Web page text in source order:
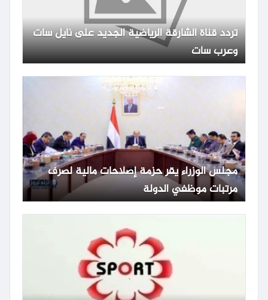
تردد قناة الشارقة الرياضية الجديد على نايل سات
وعرب سات
مجلس الوزراء يقر حزمة إصلاحات مالية لصرف
مرتبات موظفي الدولة